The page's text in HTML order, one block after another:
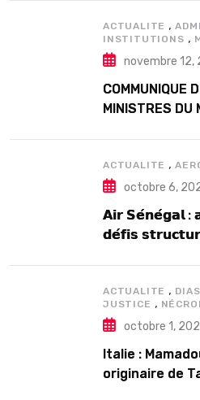
ACTUALITE ,
INSTITUTIONS ,
novembre 12,
COMMUNIQUE
MINISTRES DU
ACTUALITE ,
octobre 6,
𝗔𝗶𝗿 𝗦𝗲́𝗻𝗲́𝗴𝗮𝗹 :
𝗱𝗲́𝗳𝗶𝘀
ACTUALITE ,
JUSTICE ,
octobre 1,
Italie :
originaire de